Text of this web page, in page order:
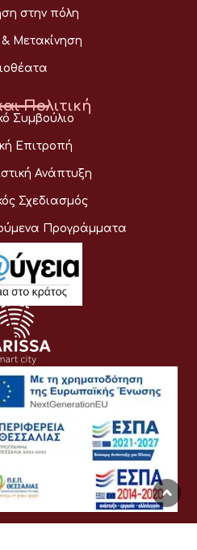
στην πόλη
Μετακίνηση
Πολιτική
Συμβούλιο
Επιτροπή
Ανάπτυξη
Σχεδιασμός
Προγράμματα